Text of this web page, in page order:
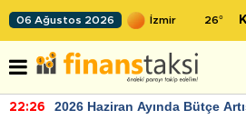
06 Ağustos 2026 26°
22:26 2026 Haziran Ayında Bütçe